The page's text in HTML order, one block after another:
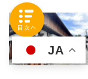
JA
目次へ